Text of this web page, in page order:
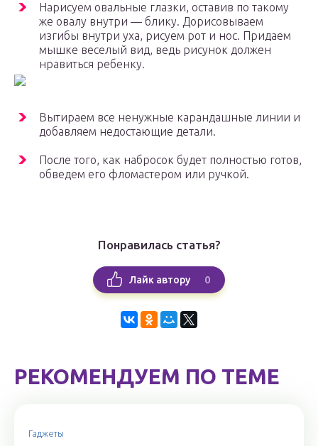
Нарисуем овальные глазки, оставив по такому
же овалу внутри — блику. Дорисовываем
изгибы внутри уха, рисуем рот и нос. Придаем
мышке веселый вид, ведь рисунок должен
нравиться ребенку.
Вытираем все ненужные карандашные линии и
добавляем недостающие детали.
После того, как набросок будет полностью готов,
обведем его фломастером или ручкой.
Понравилась статья?
Лайк автору 0
РЕКОМЕНДУЕМ ПО ТЕМЕ
Гаджеты